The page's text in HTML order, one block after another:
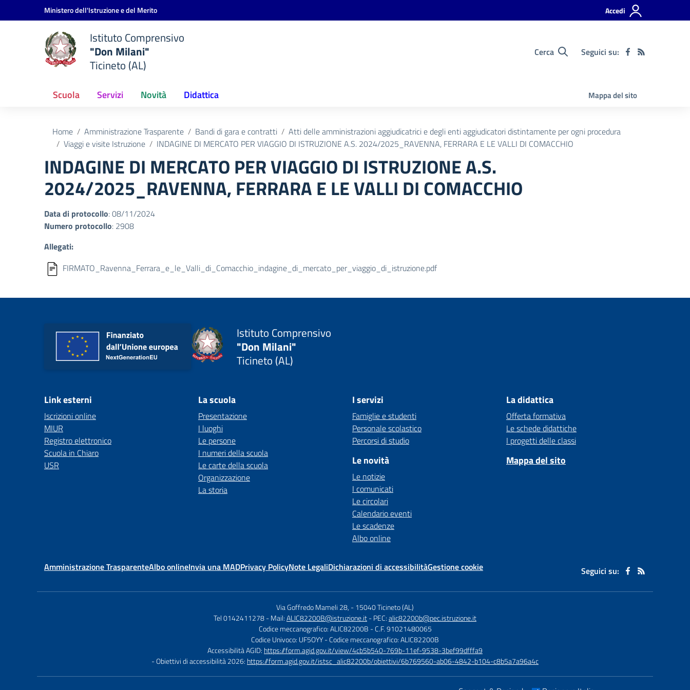
Vai ai contenuti
Vai al menu di navigazioneMinistero dell'Istruzione e del Merito Accedi
Istituto Comprensivo
"Don Milani"
Ticineto (AL)
Cerca Seguici su:
Scuola Servizi Novità Didattica Mappa del sito
Home Amministrazione Trasparente Bandi di gara e contratti
Atti delle amministrazioni aggiudicatrici e degli enti aggiudicatori distintamente per ogni procedura
Viaggi e visite Istruzione
INDAGINE DI MERCATO PER VIAGGIO DI ISTRUZIONE A.S. 2024/2025_RAVENNA, FERRARA E LE VALLI DI COMACCHIO
INDAGINE DI MERCATO PER VIAGGIO DI ISTRUZIONE A.S.
2024/2025_RAVENNA, FERRARA E LE VALLI DI COMACCHIO
Data di protocollo: 08/11/2024
Numero protocollo: 2908
Allegati:
FIRMATO_Ravenna_Ferrara_e_le_Valli_di_Comacchio_indagine_di_mercato_per_viaggio_di_istruzione.pdf
Istituto Comprensivo
"Don Milani"
Ticineto (AL)
Link esterni
Iscrizioni online
MIUR
Registro elettronico
Scuola in Chiaro
USR
La scuola
Presentazione
I luoghi
Le persone
I numeri della scuola
Le carte della scuola
Organizzazione
La storia
I servizi
Famiglie e studenti
Personale scolastico
Percorsi di studio
Le novità
Le notizie
I comunicati
Le circolari
Calendario eventi
Le scadenze
Albo online
La didattica
Offerta formativa
Le schede didattiche
I progetti delle classi
Mappa del sito
Amministrazione TrasparenteAlbo onlineInvia una MADPrivacy PolicyNote LegaliDichiarazioni di accessibilitàGestione cookie Seguici su:
Via Goffredo Mameli 28, -15040 Ticineto (AL)
Tel 0142411278- Mail:ALIC82200B@istruzione.it- PEC:alic82200b@pec.istruzione.it
Codice meccanografico: ALIC82200B - C.F. 91021480065
Codice Univoco: UF5OYY- Codice meccanografico: ALIC82200B
Accessibilità AGID: https://form.agid.gov.it/view/4cb5b540-769b-11ef-9538-3bef99dfffa9
- Obiettivi di accessibilità 2026: https://form.agid.gov.it/istsc_alic82200b/obiettivi/6b769560-ab06-4842-b104-c8b5a7a96a4c